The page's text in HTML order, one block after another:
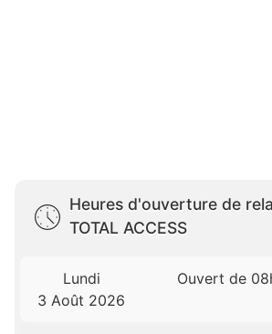
Heures d'ouverture de
TOTAL ACCESS
Lundi
3 Août 2026
Ouvert de